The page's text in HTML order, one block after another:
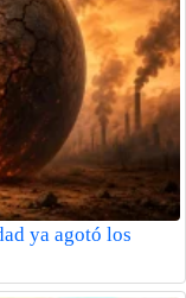
ya agotó los